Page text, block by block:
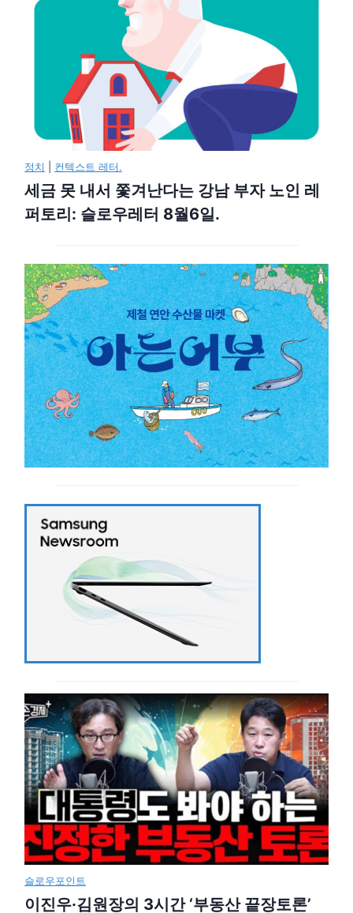
정치 컨텍스트 레터.
세금 못 내서 쫓겨난다는 강남 부자 노인 레
퍼토리: 슬로우레터 8월6일.
슬로우포인트
이진우·김원장의 3시간 ‘부동산 끝장토론’